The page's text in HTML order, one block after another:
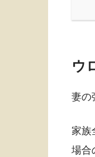
ウ
妻の
家族
場合